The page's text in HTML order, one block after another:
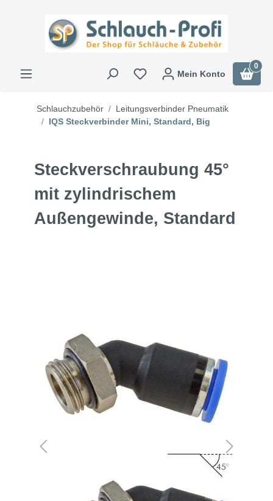
Mein Konto
0
Schlauchzubehör
Leitungsverbinder Pneumatik
IQS Steckverbinder Mini, Standard, Big
Steckverschraubung 45°
mit zylindrischem
Außengewinde, Standard